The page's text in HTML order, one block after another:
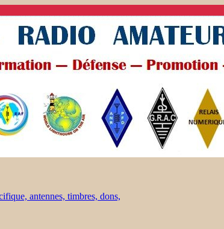
antennes, timbres, dons,